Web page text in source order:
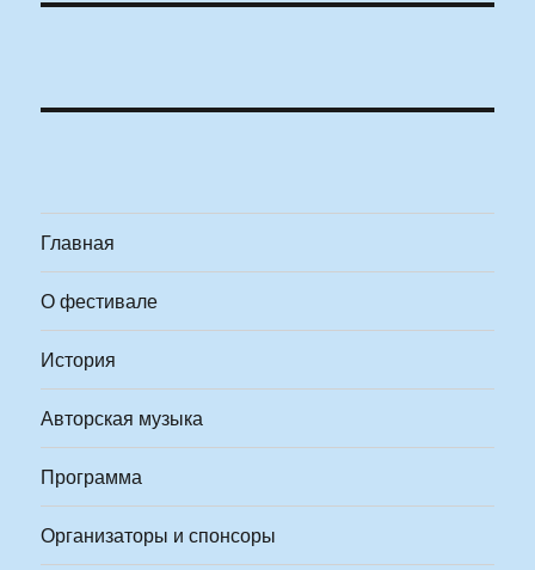
Главная
О фестивале
История
Авторская музыка
Программа
Организаторы и спонсоры